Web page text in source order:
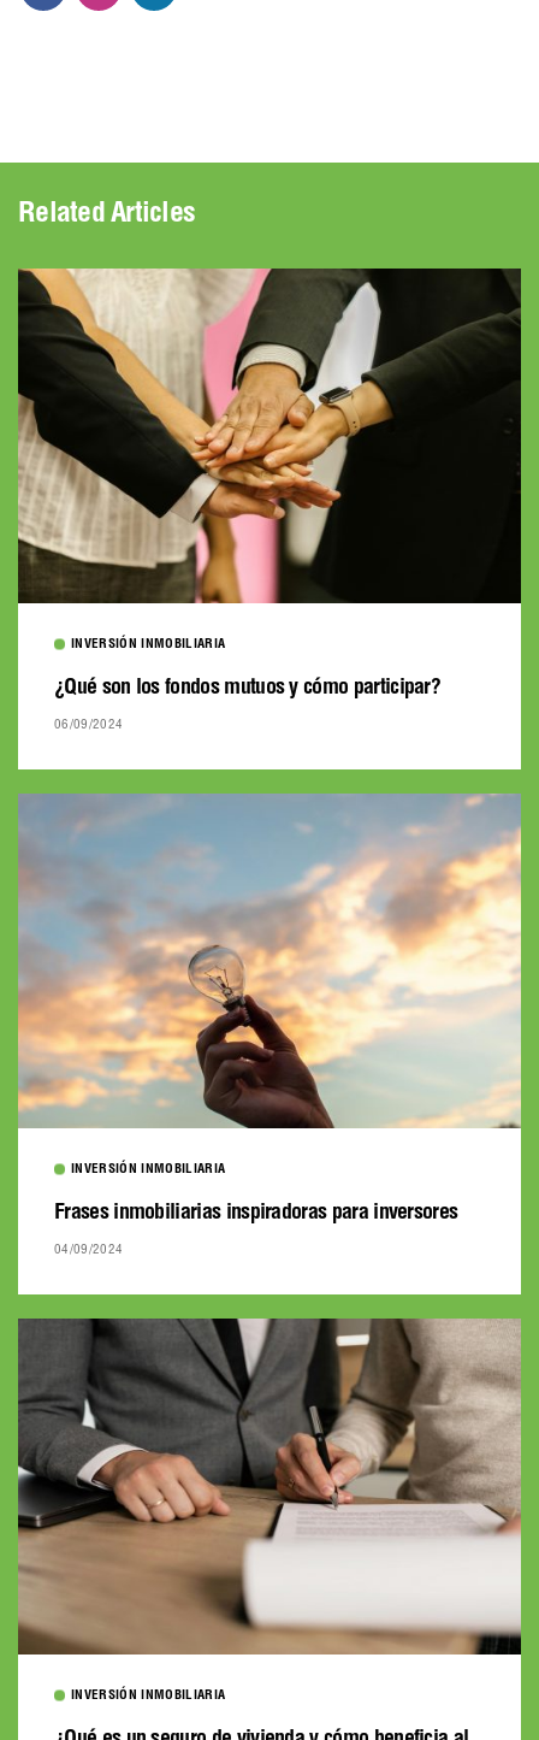
Related Articles
INVERSIÓN INMOBILIARIA
¿Qué son los fondos mutuos y cómo participar?
06/09/2024
INVERSIÓN INMOBILIARIA
Frases inmobiliarias inspiradoras para inversores
04/09/2024
INVERSIÓN INMOBILIARIA